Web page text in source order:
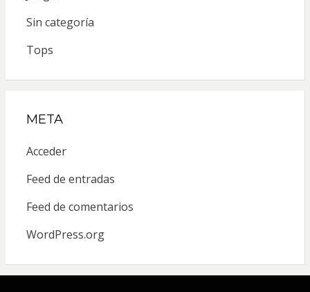
Sin categoría
Tops
META
Acceder
Feed de entradas
Feed de comentarios
WordPress.org